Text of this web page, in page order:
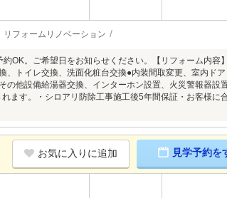
リフォームリノベーション
OK。ご希望日をお知らせください。【リフォーム内容
、トイレ交換、洗面化粧台交換●内装間取変更、室内ド
の他設備給湯器交換、インターホン設置、火災警報器設
ます。・シロアリ防除工事施工後5年間保証・お客様に
お気に入りに追加 見学予約を